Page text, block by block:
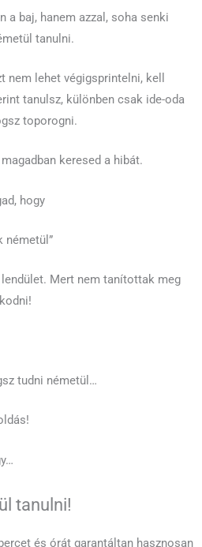
a baj, hanem azzal, soha senki
tanulni.
nem lehet végigsprintelni, kell
tanulsz, különben csak ide-oda
toporogni.
keresed a hibát.
hogy
németül”
Mert nem tanítottak meg
tudni németül…
tanulni!
és órát garantáltan hasznosan